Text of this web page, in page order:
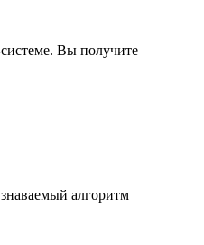
Вы получите
алгоритм